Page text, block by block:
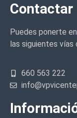
Contactar
Puedes ponerte
las siguientes
660 563 222